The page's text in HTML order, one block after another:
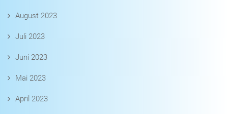
August 2023
Juli 2023
Juni 2023
Mai 2023
April 2023